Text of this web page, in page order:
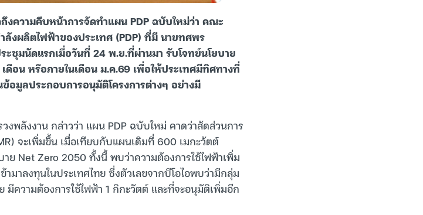
ความคืบหน้าการจัดทำแผน PDP ฉบับใหม่ว่า คณะ
ผลิตไฟฟ้าของประเทศ (PDP) ที่มี นายทศพร
ชุมนัดแรกเมื่อวันที่ 24 พ.ย.ที่ผ่านมา รับโจทย์นโยบาย
ดือน หรือภายในเดือน ม.ค.69 เพื่อให้ประเทศมีทิศทางที่
อมูลประกอบการอนุมัติโครงการต่างๆ อย่างมี
งพลังงาน กล่าวว่า แผน PDP ฉบับใหม่ คาดว่าสัดส่วนการ
จะเพิ่มขึ้น เมื่อเทียบกับแผนเดิมที่ 600 เมกะวัตต์
ย Net Zero 2050 ทั้งนี้ พบว่าความต้องการใช้ไฟฟ้าเพิ่ม
มาลงทุนในประเทศไทย ซึ่งตัวเลขจากบีโอไอพบว่ามีกลุ่ม
มีความต้องการใช้ไฟฟ้า 1 กิกะวัตต์ และที่จะอนุมัติเพิ่มอีก